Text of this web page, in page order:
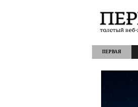
ПЕРВАЯ